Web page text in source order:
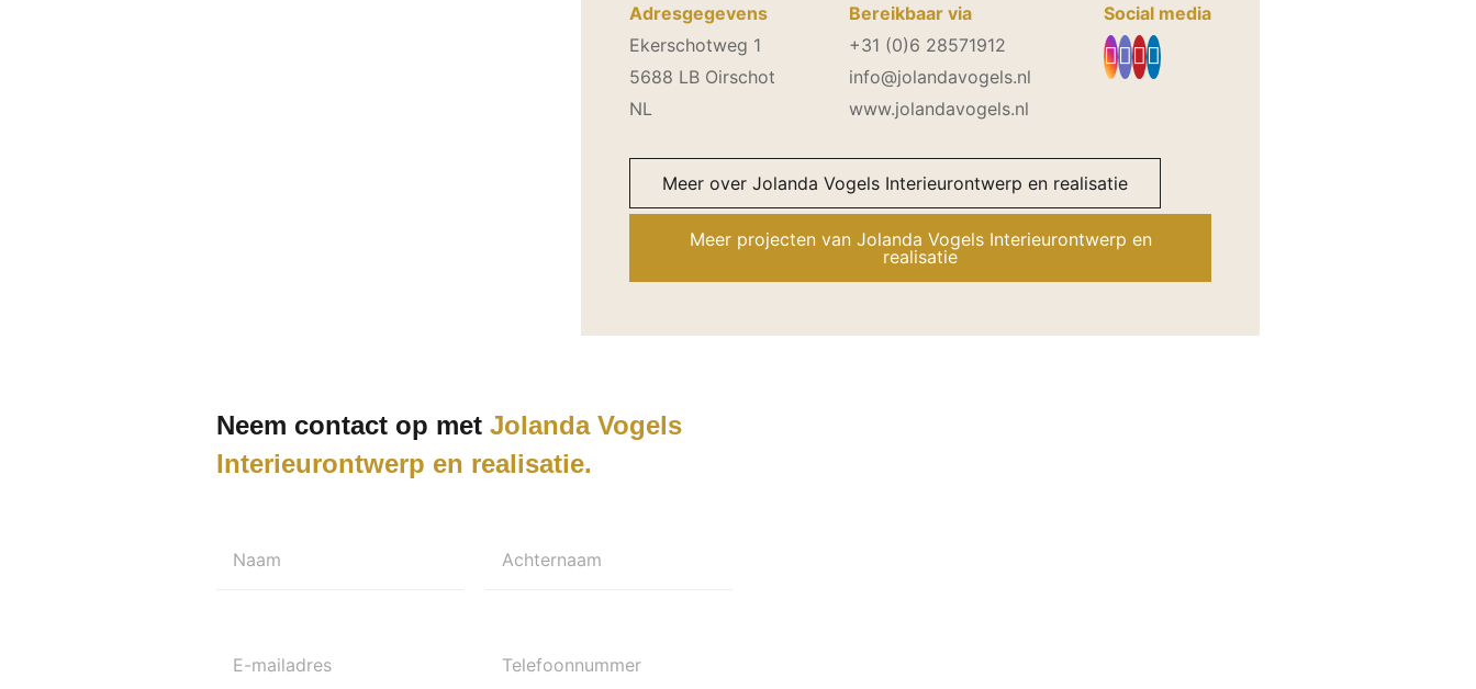
Adresgegevens
Ekerschotweg 1
5688 LB Oirschot
NL
Bereikbaar via
+31 (0)6 28571912
info@jolandavogels.nl
www.jolandavogels.nl
Social media
Meer over Jolanda Vogels Interieurontwerp en realisatie
Meer projecten van Jolanda Vogels Interieurontwerp en
realisatie
Neem contact op met Jolanda Vogels
Interieurontwerp en realisatie
Naam Achternaam
E-mailadres Telefoonnummer